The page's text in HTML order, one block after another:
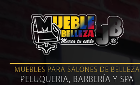
MUEBLES PARA SALONES DE BELLEZA
PELUQUERIA, BARBERÍA Y SPA